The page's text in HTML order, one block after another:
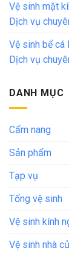
Vệ sinh mặt
Dịch vụ
Vệ sinh bể cá
Dịch vụ
DANH MỤC
Cẩm nang
Sản phẩm
Tạp vụ
Tổng vệ sinh
Vệ sinh kính
Vệ sinh nhà